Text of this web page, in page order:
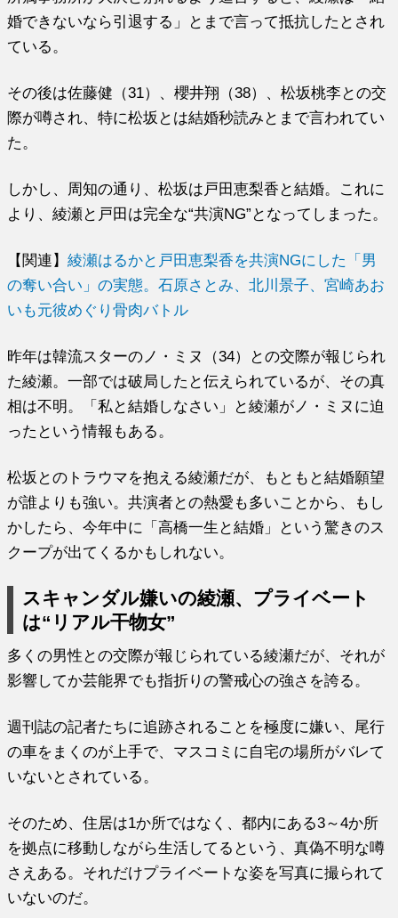
婚できないなら引退する」とまで言って抵抗したとされ
ている。
その後は佐藤健（31）、櫻井翔（38）、松坂桃李との交
際が噂され、特に松坂とは結婚秒読みとまで言われてい
た。
しかし、周知の通り、松坂は戸田恵梨香と結婚。これに
より、綾瀬と戸田は完全な“共演NG”となってしまった。
【関連】綾瀬はるかと戸田恵梨香を共演NGにした「男
の奪い合い」の実態。石原さとみ、北川景子、宮崎あお
いも元彼めぐり骨肉バトル
昨年は韓流スターのノ・ミヌ（34）との交際が報じられ
た綾瀬。一部では破局したと伝えられているが、その真
相は不明。「私と結婚しなさい」と綾瀬がノ・ミヌに迫
ったという情報もある。
松坂とのトラウマを抱える綾瀬だが、もともと結婚願望
が誰よりも強い。共演者との熱愛も多いことから、もし
かしたら、今年中に「高橋一生と結婚」という驚きのス
クープが出てくるかもしれない。
スキャンダル嫌いの綾瀬、プライベート
は“リアル干物女”
多くの男性との交際が報じられている綾瀬だが、それが
影響してか芸能界でも指折りの警戒心の強さを誇る。
週刊誌の記者たちに追跡されることを極度に嫌い、尾行
の車をまくのが上手で、マスコミに自宅の場所がバレて
いないとされている。
そのため、住居は1か所ではなく、都内にある3～4か所
を拠点に移動しながら生活してるという、真偽不明な噂
さえある。それだけプライベートな姿を写真に撮られて
いないのだ。